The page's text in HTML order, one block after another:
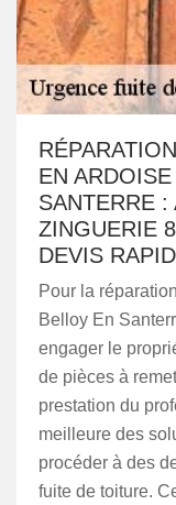
EN
SANTERRE :
ZINGUERIE
DEVIS
Pour la
Belloy En
engager le
de pièces à
prestation du
meilleure des
procéder à des
fuite de toiture.